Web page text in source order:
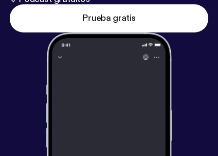
Prueba gratis